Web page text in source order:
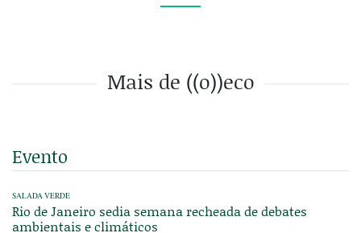
Mais de ((o))eco
Evento
SALADA VERDE
Rio de Janeiro sedia semana recheada de debates
ambientais e climáticos